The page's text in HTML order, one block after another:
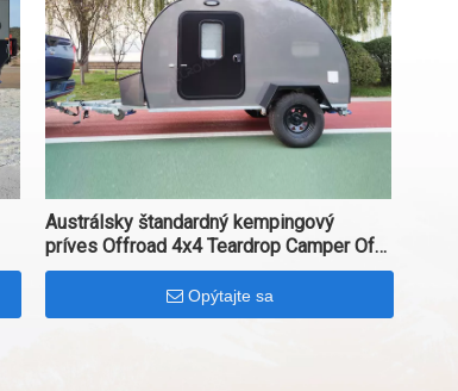
Austrálsky štandardný kempingový
príves Offroad 4x4 Teardrop Camper Off
Road príves
Opýtajte sa